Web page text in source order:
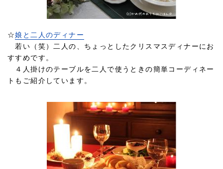
☆娘と二人のディナー
若い（笑）二人の、ちょっとしたクリスマスディナーにお
すすめです。
４人掛けのテーブルを二人で使うときの簡単コーディネー
トもご紹介しています。